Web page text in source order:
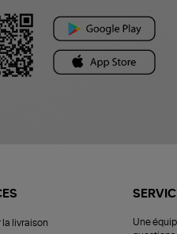
la livraison
Une